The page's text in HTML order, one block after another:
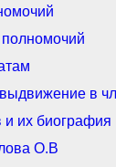
в
их биография
О.В